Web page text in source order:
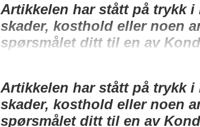
Artikkelen har stått på trykk i
skader, kosthold eller noen
spørsmålet ditt til en av
Artikkelen har stått på trykk i
skader, kosthold eller noen
spørsmålet ditt til en av